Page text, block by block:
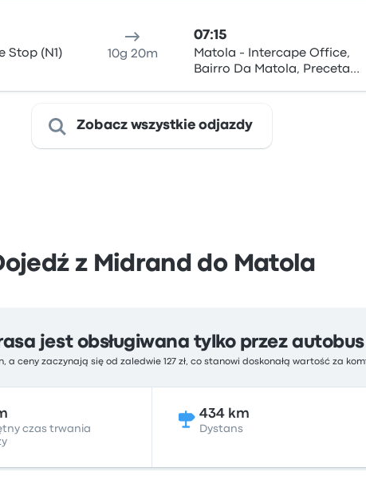
Stop (N1) 10g 20m
07:15
Matola - Intercape Office,
Bairro Da Matola, Preceta
Zobacz wszystkie odjazdy
z Midrand do Matola
jest obsługiwana tylko przez autobus
a ceny zaczynają się od zaledwie 127 zł, co stanowi doskonałą wartość za
czas trwania
434 km
Dystans